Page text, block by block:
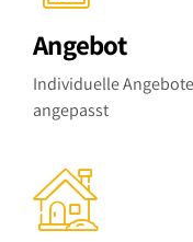
Angebot
Individuelle
angepasst